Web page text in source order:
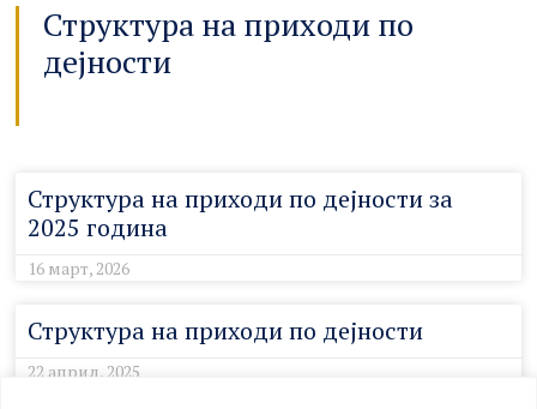
Структура на приходи по
дејности
Структура на приходи по дејности за
2025 година
16 март, 2026
Структура на приходи по дејности
22 април, 2025